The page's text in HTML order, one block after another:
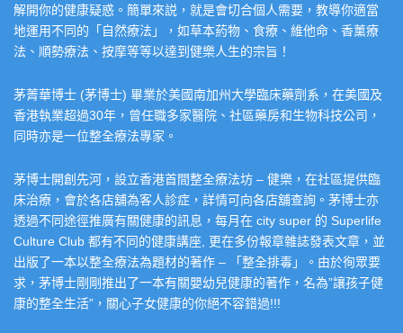
解開你的健康疑惑。簡單來説，就是會切合個人需要，教導你適當
地運用不同的「自然療法」，如草本葯物、食療、維他命、香薰療
法、順勢療法、按摩等等以達到健樂人生的宗旨！
茅菁華博士 (茅博士) 畢業於美國南加州大學臨床藥劑系，在美國及
香港執業超過30年，曾任職多家醫院、社區藥房和生物科技公司，
同時亦是一位整全療法專家。
茅博士開創先河，設立香港首間整全療法坊 – 健樂，在社區提供臨
床治療，會於各店舖為客人診症，詳情可向各店舖查詢。茅博士亦
透過不同途徑推廣有關健康的訊息，每月在 city super 的 Superlife
Culture Club 都有不同的健康講座, 更在多份報章雜誌發表文章，並
出版了一本以整全療法為題材的著作 – 「整全排毒」。由於徇眾要
求，茅博士剛剛推出了一本有關嬰幼兒健康的著作，名為”讓孩子健
康的整全生活”，關心子女健康的你絕不容錯過!!!